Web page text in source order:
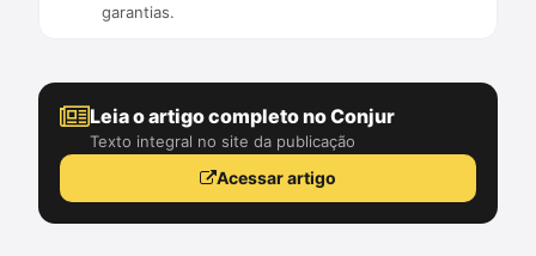
garantias.
Leia o artigo completo no Conjur
Texto integral no site da publicação
Acessar artigo